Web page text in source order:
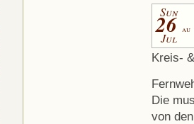
Sun
26
Jul
au
Kreis-
Die
von